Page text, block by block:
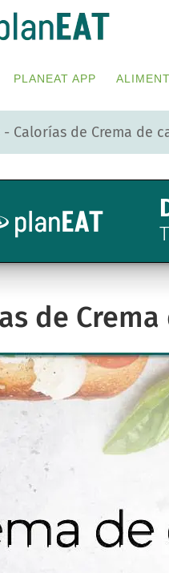
PLANEAT APP
- Calorías de Crema de
de